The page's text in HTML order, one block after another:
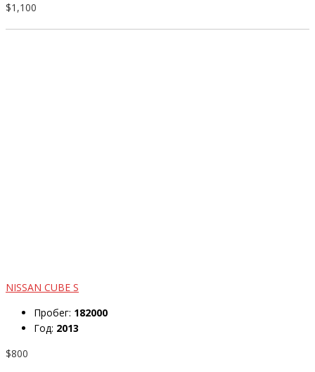
$1,100
NISSAN CUBE S
Пробег: 182000
Год: 2013
$800